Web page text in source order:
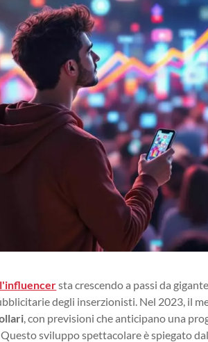
sta crescendo a passi da
degli inserzionisti. Nel 2023, il
, con previsioni che anticipano una
sviluppo spettacolare è spiegato